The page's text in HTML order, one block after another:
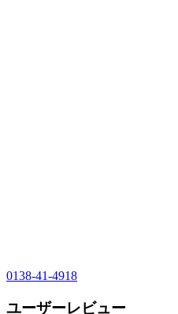
0138-41-4918
ユーザーレビュー